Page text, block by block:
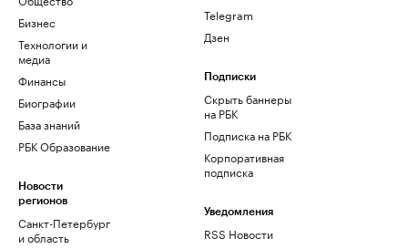
Бизнес
Технологии и
медиа
Финансы
Биографии
База знаний
РБК Образование
Новости
регионов
Санкт-Петербург
и область
Telegram
Дзен
Подписки
Скрыть баннеры
на РБК
Подписка на РБК
Корпоративная
подписка
Уведомления
RSS Новости